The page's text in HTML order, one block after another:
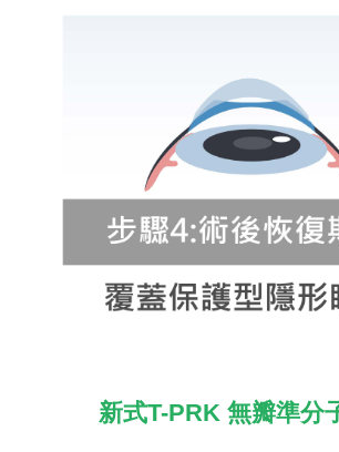
新式T-PRK 無瓣準分